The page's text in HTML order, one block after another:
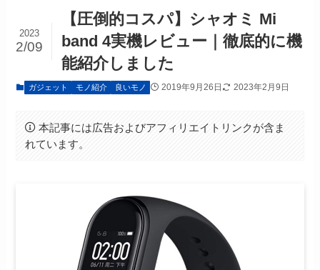
【圧倒的コスパ】シャオミ Mi
band 4実機レビュー｜徹底的に機
能紹介しました
2023
2/09
ガジェット モノ紹介 良いモノ 2019年9月26日 2023年2月9日
本記事には広告およびアフィリエイトリンクが含ま
れています。